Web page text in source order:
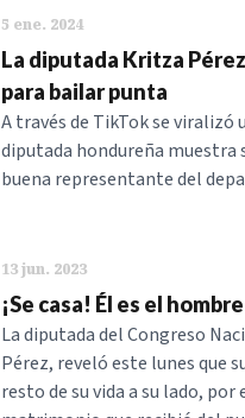
5 ene. 2024
La diputada Kritza
para bailar punta
A través de TikTok se viralizó
diputada hondureña muestra
buena representante del
13 jun. 2023
¡Se casa! Él es el
La diputada del Congreso
Pérez, reveló este lunes que
resto de su vida a su lado,